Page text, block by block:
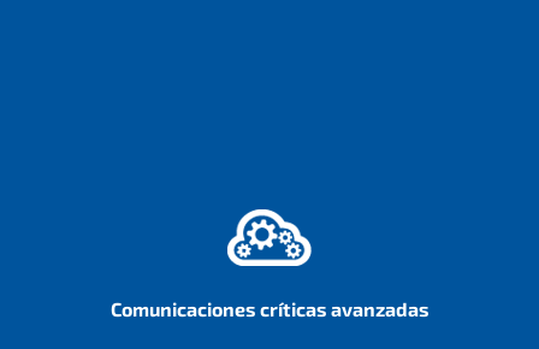
Comunicaciones críticas avanzadas